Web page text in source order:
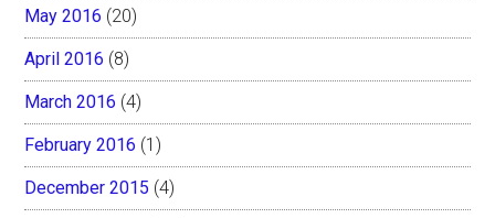
May 2016 (20)
April 2016 (8)
March 2016 (4)
February 2016 (1)
December 2015 (4)